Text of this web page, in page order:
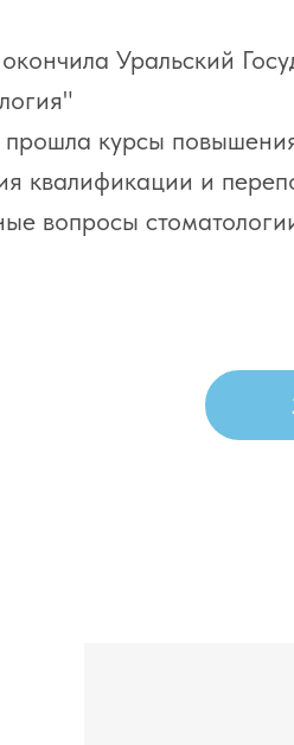
Уральский
прошла курсы
квалификации и
вопросы